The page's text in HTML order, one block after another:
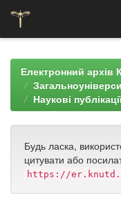
navigationЕлектронний архів
Наукові
Будь ласка,
цитувати або
https://